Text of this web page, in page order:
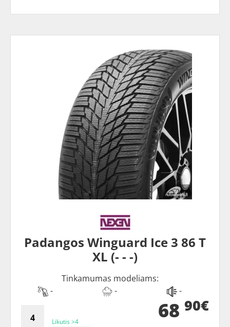
Padangos Winguard Ice 3 86 T
XL (- - -)
Tinkamumas modeliams:
-
- -
Likutis >4 68 90€